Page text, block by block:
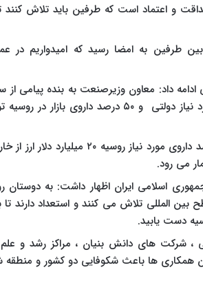
و اعتماد است که طرفین باید تلاش کنند
گفت: امروز ۱۵ سند بین طرفین به امضا رسید که
سال آینده ۹۰ درصد داروی مورد نیاز دولتی و
وی افزود: اگر فکر کنیم ۷۰ درصد داروی
می رود.
اسلامی ایران اظهار داشت: به
بین المللی تلاش می کنند و استعداد دارند
دست یابید.
، شرکت های دانش بنیان ، مراکز رشد و علم
همکاری ها باعث شکوفایی دو کشور و منطقه